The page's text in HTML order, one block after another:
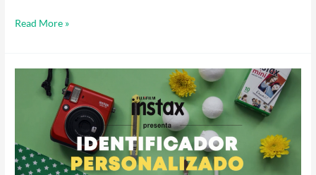
Read More »
Christmas:
fotos
para